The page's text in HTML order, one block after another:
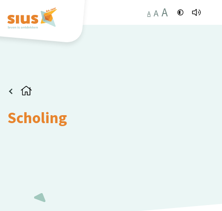
A A A
Scholing